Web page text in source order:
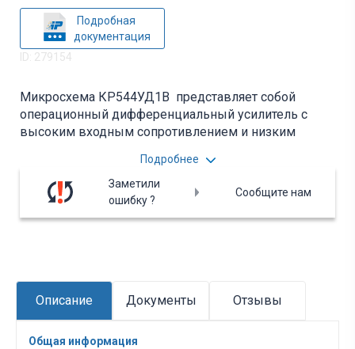
Подробная
документация
ID: 279154
Микросхема КР544УД1В представляет собой
операционный дифференциальный усилитель с
высоким входным сопротивлением и низким
коррекцией, обеспечивающей устойчивую работу.
Корпус типа 2101.8-1.
Подробнее
Заметили
ошибку ?
Сообщите нам
Описание Документы Отзывы
Общая информация